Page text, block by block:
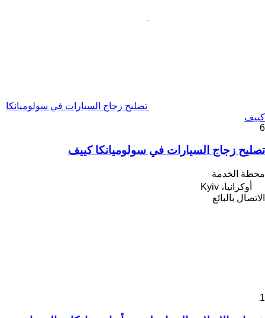
تصليح زجاج السيارات في سولوميانكا
كييف
6
تصليح زجاج السيارات في سولوميانكا كييف
محطة الخدمة
أوكرانيا، Kyiv
الاتصال بالبائع
1